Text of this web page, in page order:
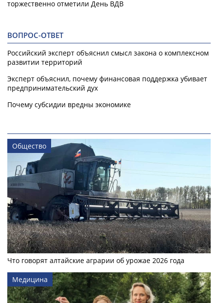
торжественно отметили День ВДВ
ВОПРОС-ОТВЕТ
Российский эксперт объяснил смысл закона о комплексном
развитии территорий
Эксперт объяснил, почему финансовая поддержка убивает
предпринимательский дух
Почему субсидии вредны экономике
Общество
Что говорят алтайские аграрии об урожае 2026 года
Медицина